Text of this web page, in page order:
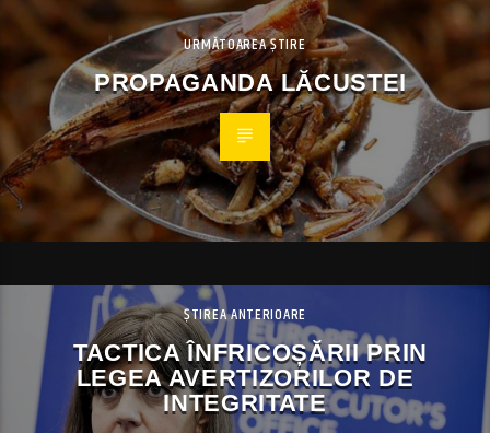
URMĂTOAREA ȘTIRE
PROPAGANDA LĂCUSTEI
ȘTIREA ANTERIOARE
TACTICA ÎNFRICOȘĂRII PRIN
LEGEA AVERTIZORILOR DE
INTEGRITATE